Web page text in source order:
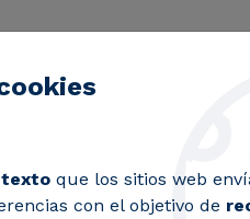
al proyecto BUMP
textoque los sitios web
con el objetivo de